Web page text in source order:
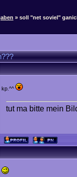
» soll "net soviel"
kp.^^
tut ma bitte mein